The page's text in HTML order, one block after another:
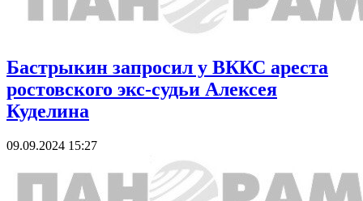
Бастрыкин запросил у ВККС ареста
ростовского экс-судьи Алексея
Куделина
09.09.2024 15:27